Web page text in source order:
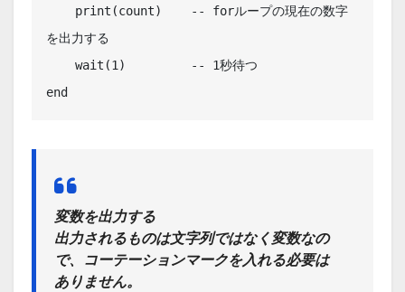
を出力する
end
変数を出力する
出力されるものは文字列ではなく変数なの
で、コーテーションマークを入れる必要は
ありません。